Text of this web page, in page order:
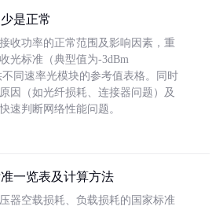
是正常
收功率的正常范围及影响因素，重
光标准（典型值为-3dBm
不同速率光模块的参考值表格。同时
因（如光纤损耗、连接器问题）及
速判断网络性能问题。
一览表及计算方法
器空载损耗、负载损耗的国家标准